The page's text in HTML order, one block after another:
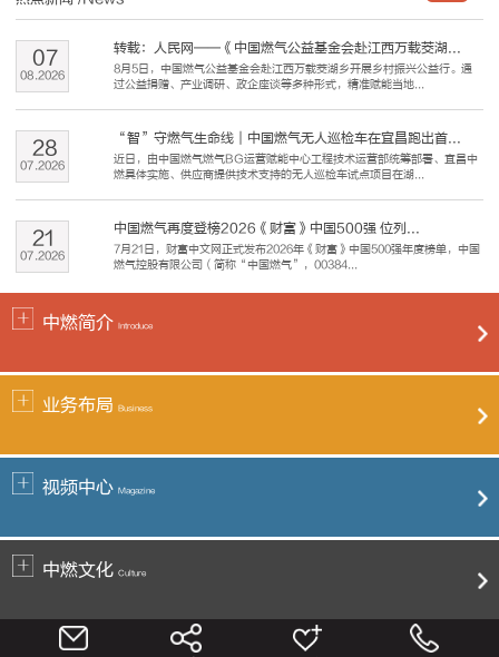
转载：人民网——《中国燃气公益基金会赴江西万载茭湖...
8月5日，中国燃气公益基金会赴江西万载茭湖乡开展乡村振兴公益行。通
过公益捐赠、产业调研、政企座谈等多种形式，精准赋能当地...
08.2026
07
“智”守燃气生命线｜中国燃气无人巡检车在宜昌跑出首...
近日，由中国燃气燃气BG运营赋能中心工程技术运营部统筹部署、宜昌中
燃具体实施、供应商提供技术支持的无人巡检车试点项目在湖...
07.2026
28
中国燃气再度登榜2026《财富》中国500强 位列...
7月21日，财富中文网正式发布2026年《财富》中国500强年度榜单，中国
燃气控股有限公司（简称“中国燃气”，00384...
07.2026
21
中燃简介 Introduce
业务布局 Business
视频中心 Magazine
中燃文化 Culture